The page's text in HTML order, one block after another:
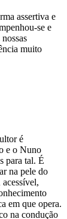
assertiva e
se e
muito
é
e o Nuno
para tal. É
na pele do
acessível,
em que opera.
na condução